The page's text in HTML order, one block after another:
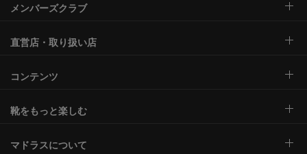
メンバーズクラブ
直営店・取り扱い店
コンテンツ
靴をもっと楽しむ
マドラスについて